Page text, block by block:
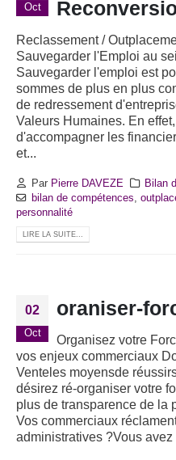
Oct
Reclassement /
Sauvegarder l'Emploi au
Sauvegarder l'emploi est
sommes de plus en plus
de redressement
Valeurs Humaines. En
d'accompagner les
et...
Par Pierre DAVEZE Bilan
bilan de compétences
personnalité
LIRE LA SUITE...
02
Oct
oraniser-
Organisez votre
vos enjeux commerciaux
Venteles moyensde
désirez ré-organiser votre
plus de transparence de la
Vos commerciaux
administratives ?Vous